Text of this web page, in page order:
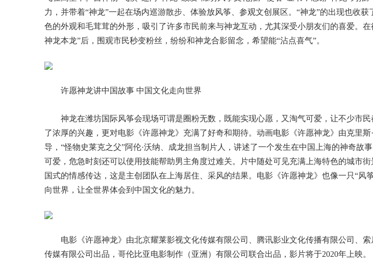
力，并带着“神龙”一起在场内巡游散步、体验放风筝、参观文创展区。“神龙”的出现也收获
色的外观和毛茸茸的外形，吸引了许多市民前来与神龙互动，尤其深受小朋友们的喜爱。在
神龙本龙”后，围观市民秒变粉丝，纷纷和神龙合影留念，希望能“沾点喜气”。
许愿神龙讲中国故事 中国文化走向世界
神龙在潍坊国际风筝会现场可谓是圈粉无数，既能实现心愿，又淘气可爱，让不少市
了浓厚的兴趣，更对电影《许愿神龙》充满了好奇和期待。动画电影《许愿神龙》由克里斯
导，“怪物史莱克之父”阿伦·沃纳、成龙担当制片人，讲述了一个发生在中国上海的神奇故
可爱，危急时刻还可以使用技能帮助男主角度过难关。片中随处可见充满上海特色的城市街
国式的情感传达，这是主创团队在上海居住、采风的结果。电影《许愿神龙》也像一只“风
向世界，让全世界体会到中国文化的魅力。
电影《许愿神龙》由北京耀莱影视文化传媒有限公司、腾讯影业文化传播有限公司、
传媒有限公司出品，哥伦比亚电影制作（亚洲）有限公司联合出品，影片将于2020年上映。